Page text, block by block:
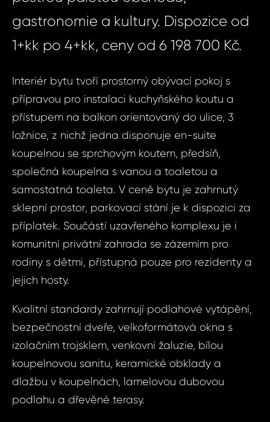
gastronomie a kultury. Dispozice od
1+kk po 4+kk, ceny od 6 198 700 Kč.
Interiér bytu tvoří prostorný obývací pokoj s
přípravou pro instalaci kuchyňského koutu a
přístupem na balkon orientovaný do ulice, 3
ložnice, z nichž jedna disponuje en-suite
koupelnou se sprchovým koutem, předsíň,
společná koupelna s vanou a toaletou a
samostatná toaleta. V ceně bytu je zahrnutý
sklepní prostor, parkovací stání je k dispozici za
příplatek. Součástí uzavřeného komplexu je i
komunitní privátní zahrada se zázemím pro
rodiny s dětmi, přístupná pouze pro rezidenty a
jejich hosty.
Kvalitní standardy zahrnují podlahové vytápění,
bezpečnostní dveře, velkoformátová okna s
izolačním trojsklem, venkovní žaluzie, bílou
koupelnovou sanitu, keramické obklady a
dlažbu v koupelnách, lamelovou dubovou
podlahu a dřevěné terasy.